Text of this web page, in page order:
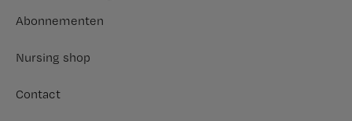
Abonnementen
Nursing shop
Contact